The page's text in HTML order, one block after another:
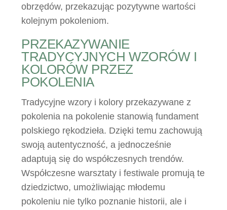
obrzędów, przekazując pozytywne wartości
kolejnym pokoleniom.
PRZEKAZYWANIE
TRADYCYJNYCH WZORÓW I
KOLORÓW PRZEZ
POKOLENIA
Tradycyjne wzory i kolory przekazywane z
pokolenia na pokolenie stanowią fundament
polskiego rękodzieła. Dzięki temu zachowują
swoją autentyczność, a jednocześnie
adaptują się do współczesnych trendów.
Współczesne warsztaty i festiwale promują te
dziedzictwo, umożliwiając młodemu
pokoleniu nie tylko poznanie historii, ale i